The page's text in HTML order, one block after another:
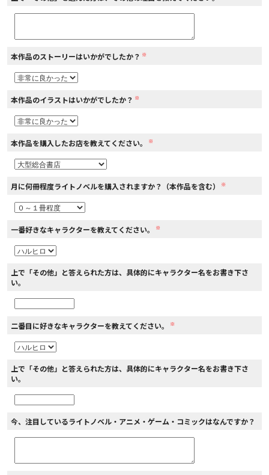
コミックパルフェ
閉じる
本作品のストーリーはいかがでしたか？ ※
本作品のイラストはいかがでしたか？ ※
本作品を購入したお店を教えてください。 ※
月に何冊程度ライトノベルを購入されますか？（本作品を含む） ※
一番好きなキャラクターを教えてください。 ※
上で「その他」と答えられた方は、具体的にキャラクター名をお書き下さ
い。
二番目に好きなキャラクターを教えてください。 ※
上で「その他」と答えられた方は、具体的にキャラクター名をお書き下さ
い。
今、注目しているライトノベル・アニメ・ゲーム・コミックはなんですか？